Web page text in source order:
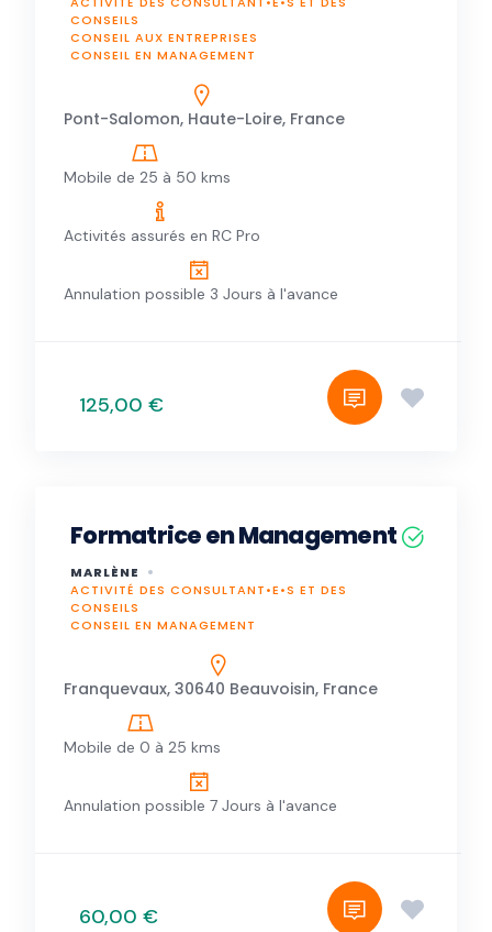
CONSEILS
CONSEIL AUX ENTREPRISES
CONSEIL EN MANAGEMENT
Pont-Salomon, Haute-Loire, France
Mobile de 25 à 50 kms
Activités assurés en RC Pro
Annulation possible 3 Jours à l'avance
125,00 €
Formatrice en Management
MARLÈNE
ACTIVITÉ DES CONSULTANT•E•S ET DES
CONSEILS
CONSEIL EN MANAGEMENT
Franquevaux, 30640 Beauvoisin, France
Mobile de 0 à 25 kms
Annulation possible 7 Jours à l'avance
60,00 €